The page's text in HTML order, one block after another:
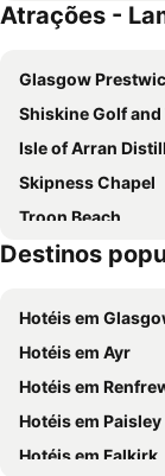
Atrações -
Glasgow
Shiskine Golf and
Isle of Arran Distillery
Skipness Chapel
Troon Beach
Ayr Beach
Troon Bowling
Destinos
Hotéis em
Hotéis em Ayr
Hotéis em
Hotéis em Paisley
Hotéis em Falkirk